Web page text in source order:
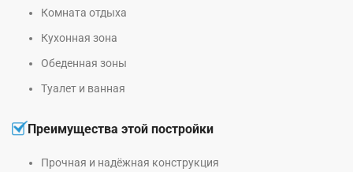
Комната отдыха
Кухонная зона
Обеденная зоны
Туалет и ванная
Преимущества этой постройки
Прочная и надёжная конструкция